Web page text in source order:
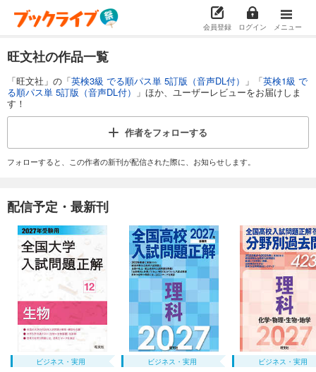
会員登録 ログイン メニュー
旺文社の作品一覧
「旺文社」の「英検3級 でる順パス単 5訂版（音声DL付） 」「英検1級 で
る順パス単 5訂版（音声DL付）
」ほか、ユーザーレビューをお届けしま
す！
作者をフォローする
フォローすると、この作者の新刊が配信された際に、お知らせします。
配信予定・最新刊
ビジネス・実用 ビジネス・実用 ビジネス・実用